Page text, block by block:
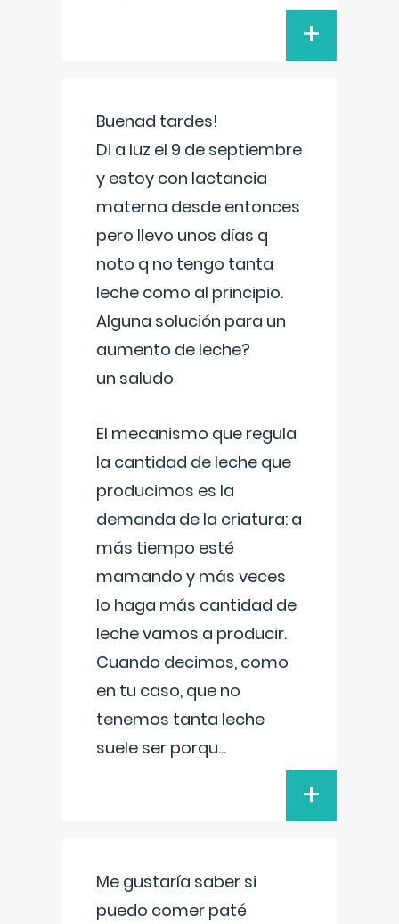
+
Buenad tardes!
Di a luz el 9 de septiembre
y estoy con lactancia
materna desde entonces
pero llevo unos días q
noto q no tengo tanta
leche como al principio.
Alguna solución para un
aumento de leche?
un saludo
El mecanismo que regula
la cantidad de leche que
producimos es la
demanda de la criatura: a
más tiempo esté
mamando y más veces
lo haga más cantidad de
leche vamos a producir.
Cuando decimos, como
en tu caso, que no
tenemos tanta leche
suele ser porqu...
+
Me gustaría saber si
puedo comer paté